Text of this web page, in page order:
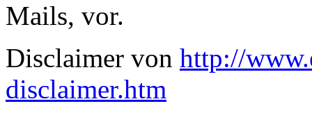
Mails, vor.
Disclaimer von http://
disclaimer.htm